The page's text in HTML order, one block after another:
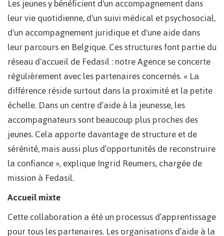
Les jeunes y bénéficient d'un accompagnement dans
leur vie quotidienne, d'un suivi médical et psychosocial,
d'un accompagnement juridique et d'une aide dans
leur parcours en Belgique. Ces structures font partie du
réseau d'accueil de Fedasil : notre Agence se concerte
régulièrement avec les partenaires concernés. « La
différence réside surtout dans la proximité et la petite
échelle. Dans un centre d’aide à la jeunesse, les
accompagnateurs sont beaucoup plus proches des
jeunes. Cela apporte davantage de structure et de
sérénité, mais aussi plus d’opportunités de reconstruire
la confiance », explique Ingrid Reumers, chargée de
mission à Fedasil.
Accueil mixte
Cette collaboration a été un processus d’apprentissage
pour tous les partenaires. Les organisations d’aide à la